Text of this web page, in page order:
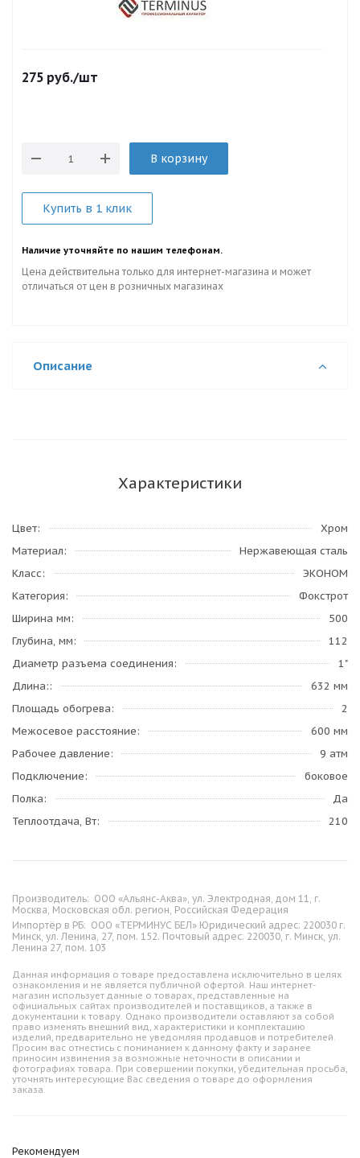
275 руб./шт
В корзину
Купить в 1 клик
Наличие уточняйте по нашим телефонам.
Цена действительна только для интернет-магазина и может
отличаться от цен в розничных магазинах
Описание
Характеристики
Цвет
Хром
Материал
Нержавеющая сталь
Класс
ЭКОНОМ
Категория
Фокстрот
Ширина мм
500
Глубина, мм
112
Диаметр разъема соединения
1"
Длина:
632 мм
Площадь обогрева
2
Межосевое расстояние
600 мм
Рабочее давление
9 атм
Подключение
боковое
Полка
Да
Теплоотдача, Вт
210
Производитель: ООО «Альянс-Аква», ул. Электродная, дом 11, г.
Москва, Московская обл. регион, Российская Федерация
Импортёр в РБ: ООО «ТЕРМИНУС БЕЛ» Юридический адрес: 220030 г.
Минск, ул. Ленина, 27, пом. 152. Почтовый адрес: 220030, г. Минск, ул.
Ленина 27, пом. 103
Данная информация о товаре предоставлена исключительно в целях
ознакомления и не является публичной офертой. Наш интернет-
магазин использует данные о товарах, представленные на
официальных сайтах производителей и поставщиков, а также в
документации к товару. Однако производители оставляют за собой
право изменять внешний вид, характеристики и комплектацию
изделий, предварительно не уведомляя продавцов и потребителей.
Просим вас отнестись с пониманием к данному факту и заранее
приносим извинения за возможные неточности в описании и
фотографиях товара. При совершении покупки, убедительная просьба,
уточнять интересующие Вас сведения о товаре до оформления
заказа.
Рекомендуем